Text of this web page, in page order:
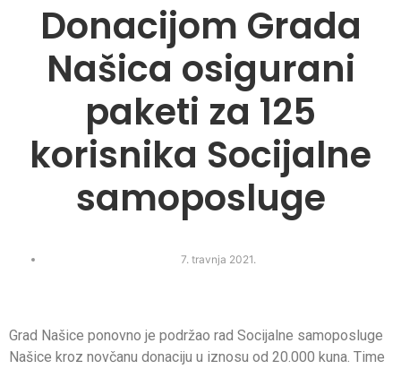
Donacijom Grada
Našica osigurani
paketi za 125
korisnika Socijalne
samoposluge
7. travnja 2021.
Grad Našice ponovno je podržao rad Socijalne samoposluge
Našice kroz novčanu donaciju u iznosu od 20.000 kuna. Time